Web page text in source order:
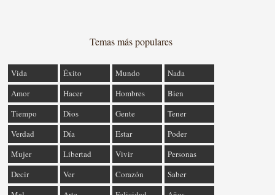
Temas más populares
Vida Éxito Mundo
Nada
Amor
Hacer Hombres
Bien
Tiempo
Dios Gente
Tener
Verdad
Día Estar
Poder
Mujer
Libertad Vivir
Personas
Decir
Ver Corazón
Saber